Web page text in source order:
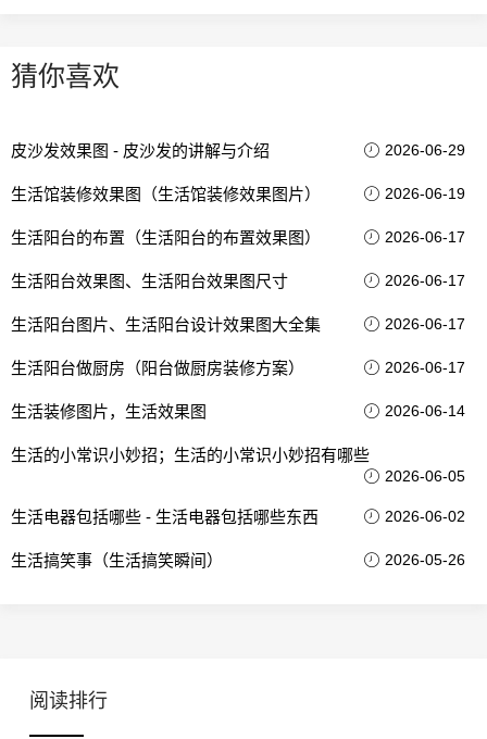
猜你喜欢
皮沙发效果图 - 皮沙发的讲解与介绍 2026-06-29
生活馆装修效果图（生活馆装修效果图片） 2026-06-19
生活阳台的布置（生活阳台的布置效果图） 2026-06-17
生活阳台效果图、生活阳台效果图尺寸 2026-06-17
生活阳台图片、生活阳台设计效果图大全集 2026-06-17
生活阳台做厨房（阳台做厨房装修方案） 2026-06-17
生活装修图片，生活效果图 2026-06-14
生活的小常识小妙招；生活的小常识小妙招有哪些
2026-06-05
生活电器包括哪些 - 生活电器包括哪些东西 2026-06-02
生活搞笑事（生活搞笑瞬间） 2026-05-26
阅读排行